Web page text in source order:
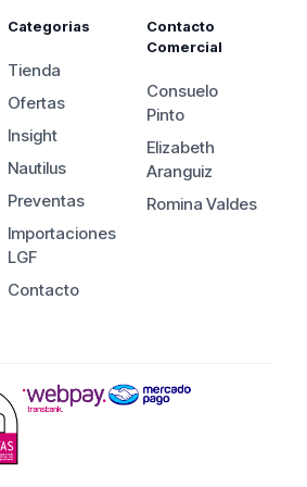
Categorias
Tienda
Ofertas
Insight
Nautilus
Preventas
Importaciones
LGF
Contacto
Contacto
Comercial
Consuelo
Pinto
Elizabeth
Aranguiz
Romina Valdes